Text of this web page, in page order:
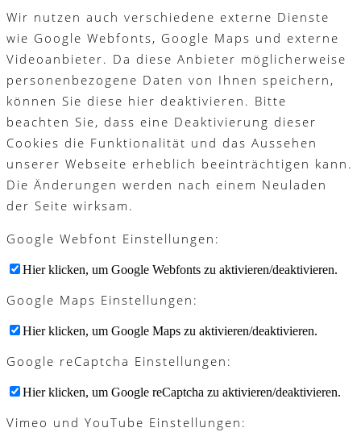
Wir nutzen auch verschiedene externe Dienste
wie Google Webfonts, Google Maps und externe
Videoanbieter. Da diese Anbieter möglicherweise
personenbezogene Daten von Ihnen speichern,
können Sie diese hier deaktivieren. Bitte
beachten Sie, dass eine Deaktivierung dieser
Cookies die Funktionalität und das Aussehen
unserer Webseite erheblich beeinträchtigen kann.
Die Änderungen werden nach einem Neuladen
der Seite wirksam.
Google Webfont Einstellungen:
Hier klicken, um Google Webfonts zu aktivieren/deaktivieren.
Google Maps Einstellungen:
Hier klicken, um Google Maps zu aktivieren/deaktivieren.
Google reCaptcha Einstellungen:
Hier klicken, um Google reCaptcha zu aktivieren/deaktivieren.
Vimeo und YouTube Einstellungen: